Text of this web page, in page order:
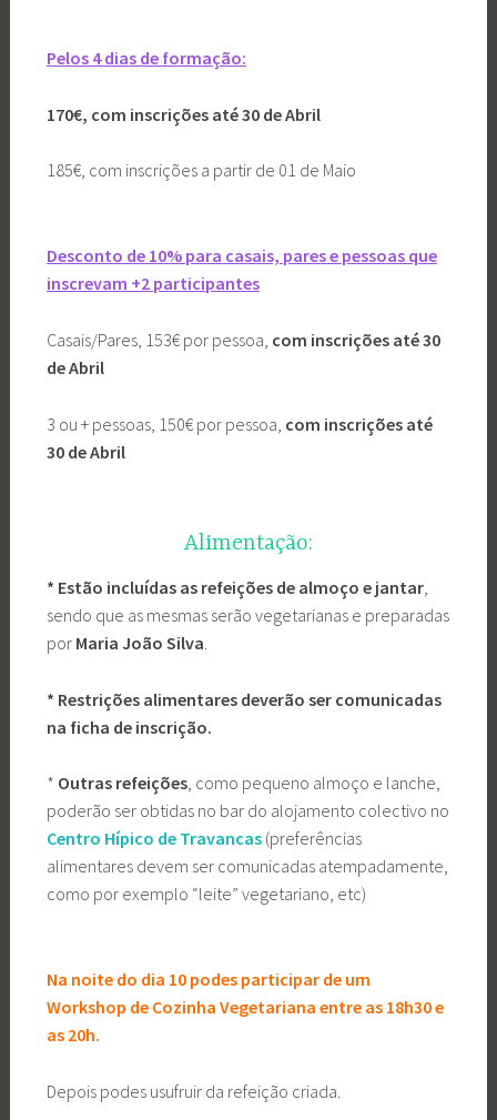
Pelos 4 dias de formação:
170€, com inscrições até 30 de Abril
185€, com inscrições a partir de 01 de Maio
Desconto de 10% para casais, pares e pessoas que
inscrevam +2 participantes
Casais/Pares, 153€ por pessoa, com inscrições até 30
de Abril
3 ou + pessoas, 150€ por pessoa, com inscrições até
30 de Abril
Alimentação:
* Estão incluídas as refeições de almoço e jantar,
sendo que as mesmas serão vegetarianas e preparadas
por Maria João Silva
* Restrições alimentares deverão ser comunicadas
na ficha de inscrição.
* Outras refeições, como pequeno almoço e lanche,
poderão ser obtidas no bar do alojamento colectivo no
Centro Hípico de Travancas (preferências
alimentares devem ser comunicadas atempadamente,
como por exemplo “leite” vegetariano, etc)
Na noite do dia 10 podes participar de um
Workshop de Cozinha Vegetariana entre as 18h30 e
as 20h.
Depois podes usufruir da refeição criada.